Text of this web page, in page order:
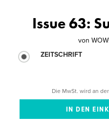
Issue 63:
von
ZEITSCHRIFT
Die MwSt. wird an